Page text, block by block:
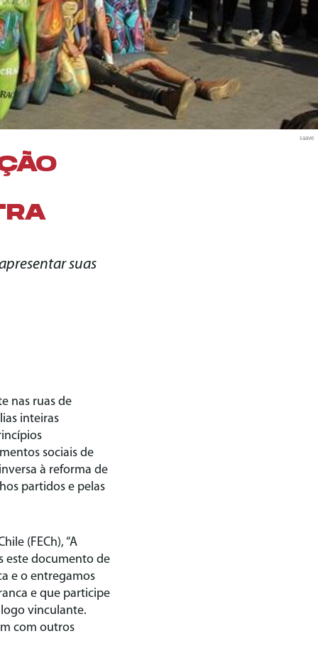
saave
suas
nas ruas de
inteiras
sociais de
à reforma de
partidos e pelas
(FECh), “A
este documento de
e o entregamos
e que participe
vinculante.
com outros